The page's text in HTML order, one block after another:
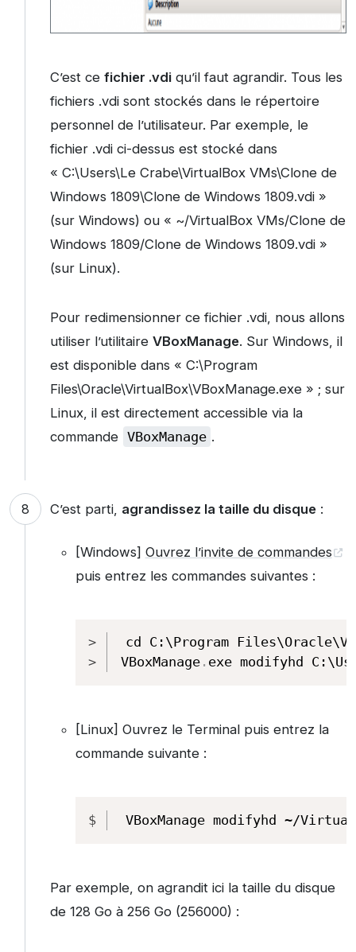
C’est ce fichier .vdiqu’il faut agrandir. Tous les
fichiers .vdi sont stockés dans le répertoire
personnel de l’utilisateur. Par exemple, le
fichier .vdi ci-dessus est stocké dans
« C:\Users\Le Crabe\VirtualBox VMs\Clone de
Windows 1809\Clone de Windows 1809.vdi »
(sur Windows) ou « ~/VirtualBox VMs/Clone de
Windows 1809/Clone de Windows 1809.vdi »
(sur Linux).
Pour redimensionner ce fichier .vdi, nous allons
utiliser l’utilitaire VBoxManage. Sur Windows, il
est disponible dans « C:\Program
Files\Oracle\VirtualBox\VBoxManage.exe » ; sur
Linux, il est directement accessible via la
commande VBoxManage .
C’est parti, agrandissez la taille du disque:
[Windows] Ouvrez l’invite de commandes
puis entrez les commandes suivantes :
cd C:\Program
VBoxManage. exe modifyhd
Copy
[Linux] Ouvrez le Terminal puis entrez la
commande suivante :
VBoxManage modifyhd ~/ Copy
Par exemple, on agrandit ici la taille du disque
de 128 Go à 256 Go (256000) :